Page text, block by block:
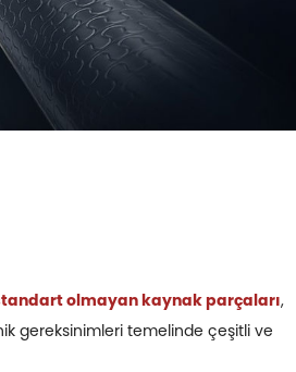
olmayan kaynak parçaları,
gereksinimleri temelinde çeşitli ve